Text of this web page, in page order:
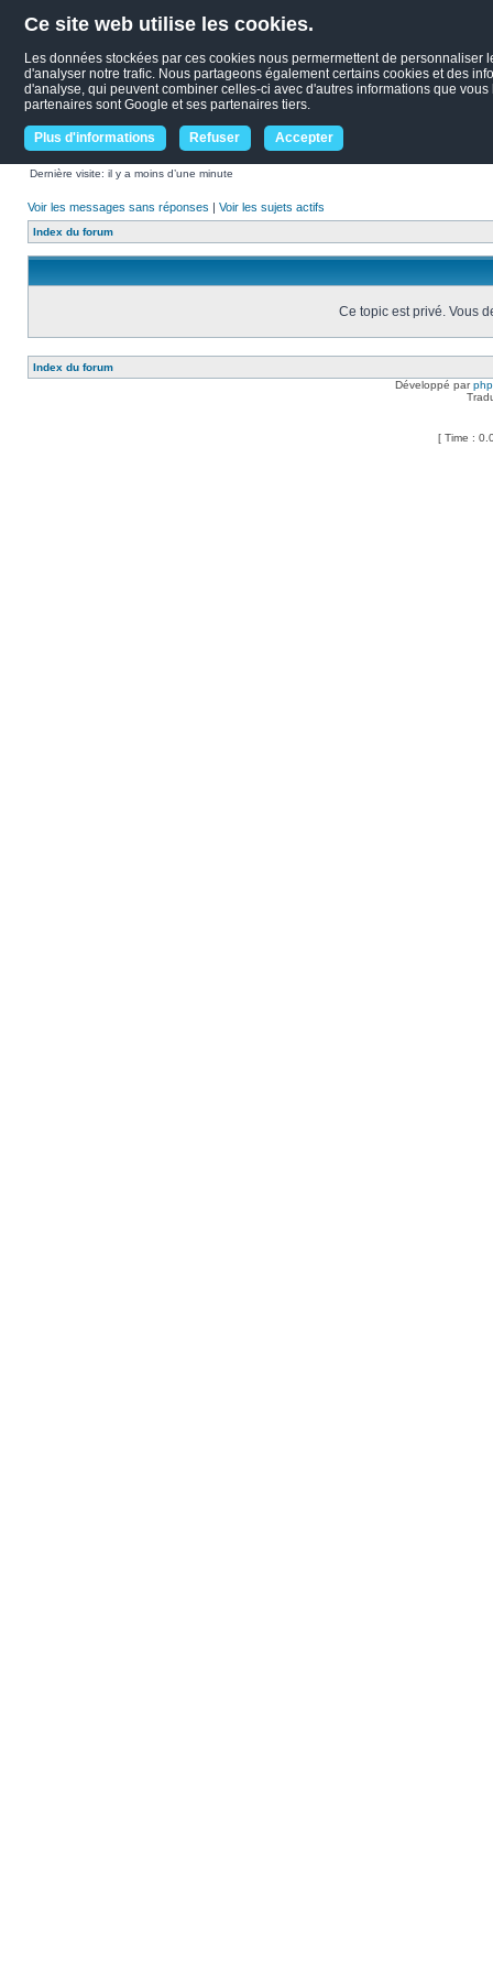
Ce site web utilise les cookies.
Les données stockées par ces cookies nous permermettent de
d'analyser notre trafic. Nous partageons également certains cookies et des
d'analyse, qui peuvent combiner celles-ci avec d'autres informations que
partenaires sont Google et ses partenaires tiers.
Plus d'informations Refuser Accepter
Dernière visite: il y a moins d’une minute
Voir les messages sans réponses | Voir les sujets actifs
Index du forum
Ce topic est privé. Vous
Index du forum
Développé par
[ Time :